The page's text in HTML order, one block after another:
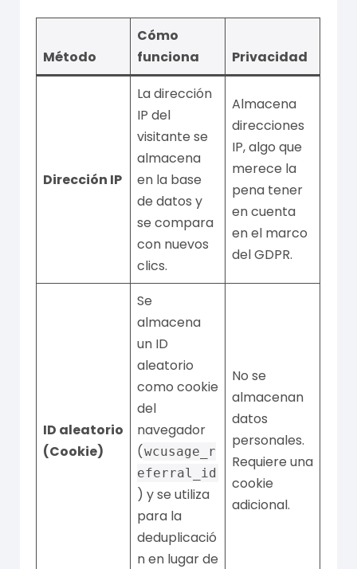
Método
Cómo
funciona
Privacidad
Dirección IP
La dirección
IP del
visitante se
almacena
en la base
de datos y
se compara
con nuevos
clics.
Almacena
direcciones
IP, algo que
merece la
pena tener
en cuenta
en el marco
del GDPR.
ID aleatorio
(Cookie)
Se
almacena
un ID
aleatorio
como cookie
del
navegador
(wcusage_r
eferral_id
) y se utiliza
para la
deduplicació
n en lugar de
No se
almacenan
datos
personales.
Requiere una
cookie
adicional.